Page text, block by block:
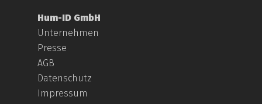
Hum-ID GmbH
Unternehmen
Presse
AGB
Datenschutz
Impressum